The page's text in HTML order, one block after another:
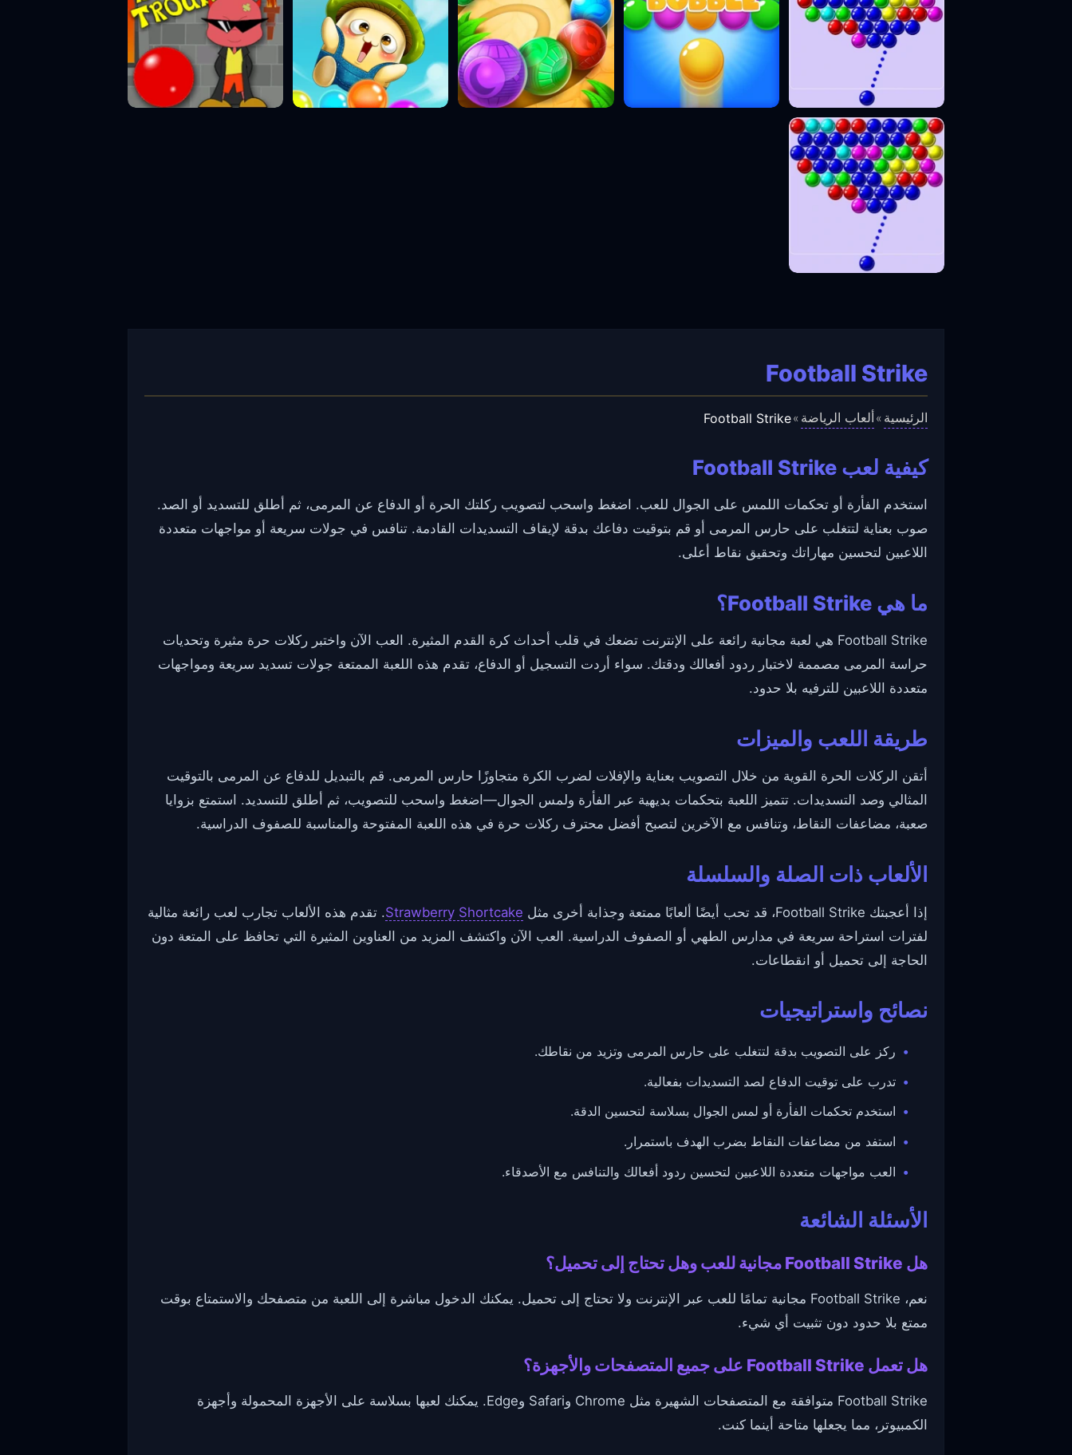
Football Strike
الرئيسية » ألعاب الرياضة »
Football Strike
كيفية لعب Football Strike
استخدم الفأرة أو تحكمات اللمس على الجوال للعب. اضغط واسحب لتصويب ركلتك الحرة أو الدفاع عن المرمى، ثم أطلق للتسديد أو الصد.
صوب بعناية لتتغلب على حارس المرمى أو قم بتوقيت دفاعك بدقة لإيقاف التسديدات القادمة. تنافس في جولات سريعة أو مواجهات متعددة
اللاعبين لتحسين مهاراتك وتحقيق نقاط أعلى.
ما هي Football Strike؟
Football Strike هي لعبة مجانية رائعة على الإنترنت تضعك في قلب أحداث كرة القدم المثيرة. العب الآن واختبر ركلات حرة مثيرة وتحديات
حراسة المرمى مصممة لاختبار ردود أفعالك ودقتك. سواء أردت التسجيل أو الدفاع، تقدم هذه اللعبة الممتعة جولات تسديد سريعة ومواجهات
متعددة اللاعبين للترفيه بلا حدود.
طريقة اللعب والميزات
أتقن الركلات الحرة القوية من خلال التصويب بعناية والإفلات لضرب الكرة متجاوزًا حارس المرمى. قم بالتبديل للدفاع عن المرمى بالتوقيت
المثالي وصد التسديدات. تتميز اللعبة بتحكمات بديهية عبر الفأرة ولمس الجوال—اضغط واسحب للتصويب، ثم أطلق للتسديد. استمتع بزوايا
صعبة، مضاعفات النقاط، وتنافس مع الآخرين لتصبح أفضل محترف ركلات حرة في هذه اللعبة المفتوحة والمناسبة للصفوف الدراسية.
الألعاب ذات الصلة والسلسلة
إذا أعجبتك Football Strike، قد تحب أيضًا ألعابًا ممتعة وجذابة أخرى مثل Strawberry Shortcake. تقدم هذه الألعاب تجارب لعب رائعة مثالية
لفترات استراحة سريعة في مدارس الطهي أو الصفوف الدراسية. العب الآن واكتشف المزيد من العناوين المثيرة التي تحافظ على المتعة دون
الحاجة إلى تحميل أو انقطاعات.
نصائح واستراتيجيات
ركز على التصويب بدقة لتتغلب على حارس المرمى وتزيد من نقاطك.
تدرب على توقيت الدفاع لصد التسديدات بفعالية.
استخدم تحكمات الفأرة أو لمس الجوال بسلاسة لتحسين الدقة.
استفد من مضاعفات النقاط بضرب الهدف باستمرار.
العب مواجهات متعددة اللاعبين لتحسين ردود أفعالك والتنافس مع الأصدقاء.
الأسئلة الشائعة
هل Football Strike مجانية للعب وهل تحتاج إلى تحميل؟
نعم، Football Strike مجانية تمامًا للعب عبر الإنترنت ولا تحتاج إلى تحميل. يمكنك الدخول مباشرة إلى اللعبة من متصفحك والاستمتاع بوقت
ممتع بلا حدود دون تثبيت أي شيء.
هل تعمل Football Strike على جميع المتصفحات والأجهزة؟
Football Strike متوافقة مع المتصفحات الشهيرة مثل Chrome وSafari وEdge. يمكنك لعبها بسلاسة على الأجهزة المحمولة وأجهزة
الكمبيوتر، مما يجعلها متاحة أينما كنت.